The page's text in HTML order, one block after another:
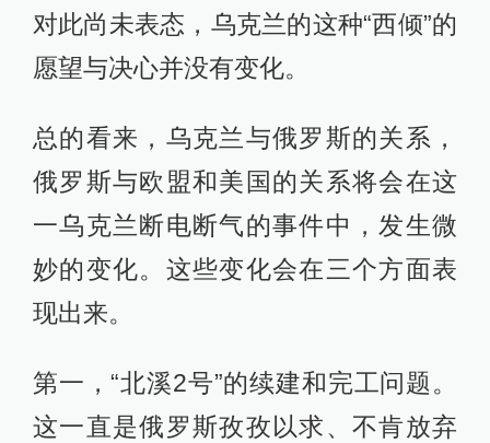
对此尚未表态，乌克兰的这种“西倾”的
愿望与决心并没有变化。
总的看来，乌克兰与俄罗斯的关系，
俄罗斯与欧盟和美国的关系将会在这
一乌克兰断电断气的事件中，发生微
妙的变化。这些变化会在三个方面表
现出来。
第一，“北溪2号”的续建和完工问题。
这一直是俄罗斯孜孜以求、不肯放弃